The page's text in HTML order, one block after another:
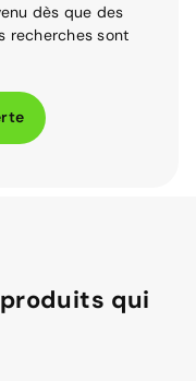
dès que des
recherches sont
qui